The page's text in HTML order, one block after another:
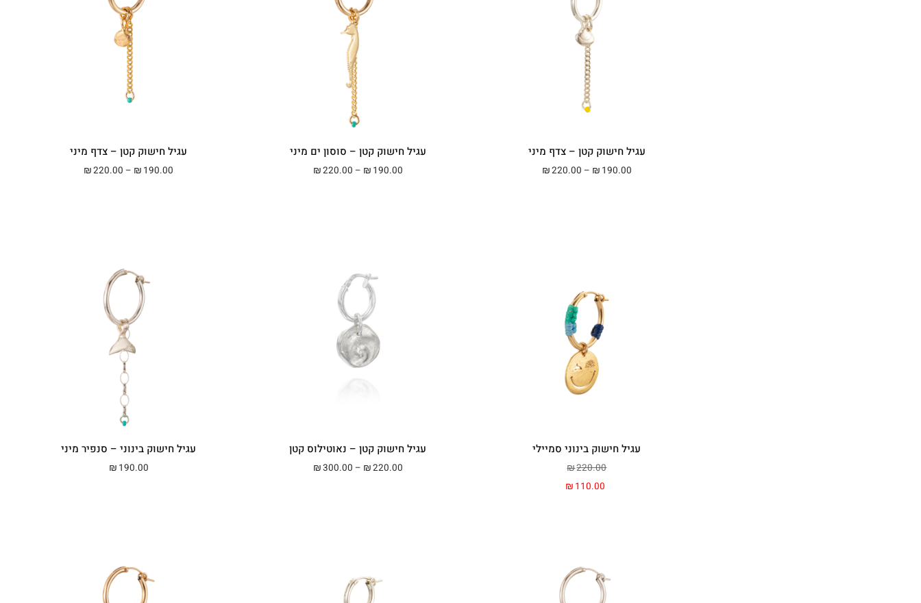
עגיל חישוק קטן – צדף מיני
₪ 190.00
–
₪220.00
עגיל חישוק קטן – סוסון ים מיני
₪ 190.00
–
₪220.00
עגיל חישוק קטן – צדף מיני
₪ 190.00
–
₪220.00 טווח מחירים: ⁦₪190.00⁩ עד ⁦₪220.00⁩
עגיל חישוק בינוני סמיילי
₪220.00
₪ 110.00
עגיל חישוק קטן – נאוטילוס קטן
₪220.00
–
₪300.00
עגיל חישוק בינוני – סנפיר מיני
₪ 190.00